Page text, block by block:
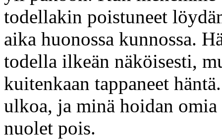
todellakin poistuneet
aika huonossa kunnossa.
todella ilkeän näköisesti,
kuitenkaan tappaneet
ulkoa, ja minä hoidan
nuolet pois.